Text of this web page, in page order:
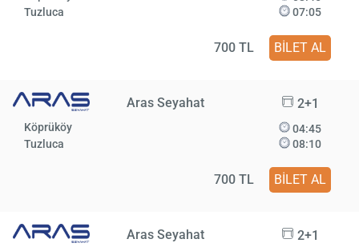
Tuzluca
07:05
700 TL BİLET AL
Aras Seyahat 2+1
Köprüköy
Tuzluca
04:45
08:10
700 TL BİLET AL
Aras Seyahat 2+1